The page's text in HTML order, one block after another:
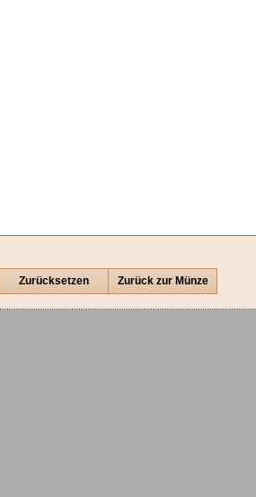
Zurücksetzen Zurück zur Münze